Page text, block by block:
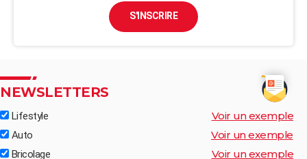
S'INSCRIRE
NEWSLETTERS
Lifestyle Voir un exemple
Auto Voir un exemple
Bricolage Voir un exemple